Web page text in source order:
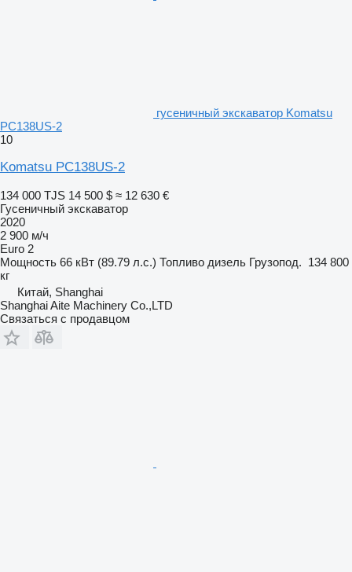
гусеничный экскаватор Komatsu
PC138US-2
10
Komatsu PC138US-2
134 000 TJS 14 500 $ ≈ 12 630 €
Гусеничный экскаватор
2020
2 900 м/ч
Euro 2
Мощность 66 кВт (89.79 л.с.) Топливо дизель Грузопод. 134 800
кг
Китай, Shanghai
Shanghai Aite Machinery Co.,LTD
Связаться с продавцом